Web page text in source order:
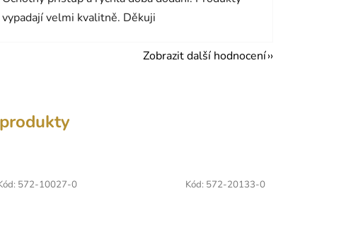
vypadají velmi kvalitně. Děkuji
Zobrazit další hodnocení
572-10027-0 Kód: 572-20133-0